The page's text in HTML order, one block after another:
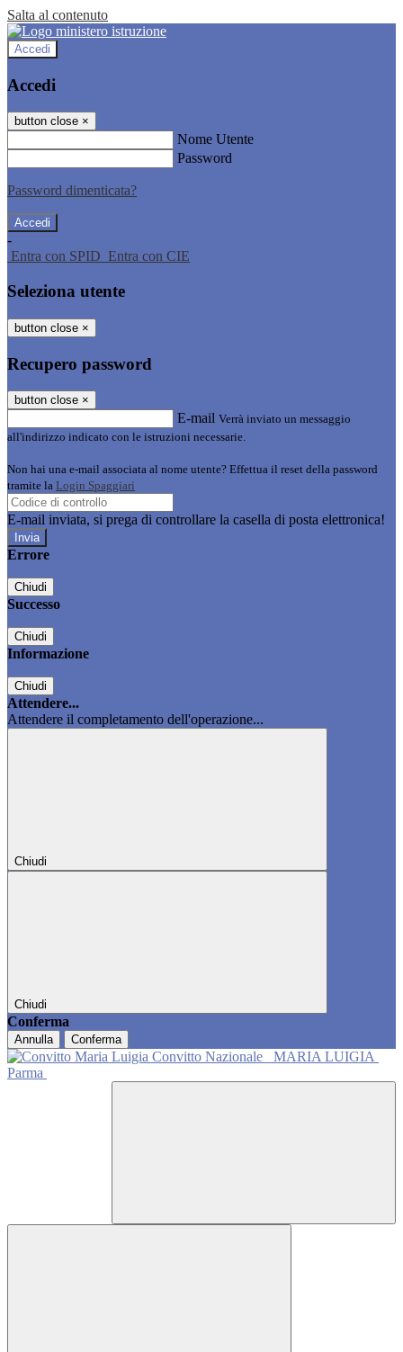
Salta al contenuto
Accedi
Accedi
button close ×
Nome Utente
Password
Password dimenticata?
-
Entra con SPID Entra con CIE
Seleziona utente
button close ×
Recupero password
button close ×
E-mail Verrà inviato un messaggio
all'indirizzo indicato con le istruzioni necessarie.
Non hai una e-mail associata al nome utente? Effettua il reset della password
tramite la Login Spaggiari
E-mail inviata, si prega di controllare la casella di posta elettronica!
Errore
Chiudi
Successo
Chiudi
Informazione
Chiudi
Attendere...
Attendere il completamento dell'operazione...
Chiudi
Chiudi
Conferma
Annulla Conferma
Convitto Nazionale
MARIA LUIGIA
Parma